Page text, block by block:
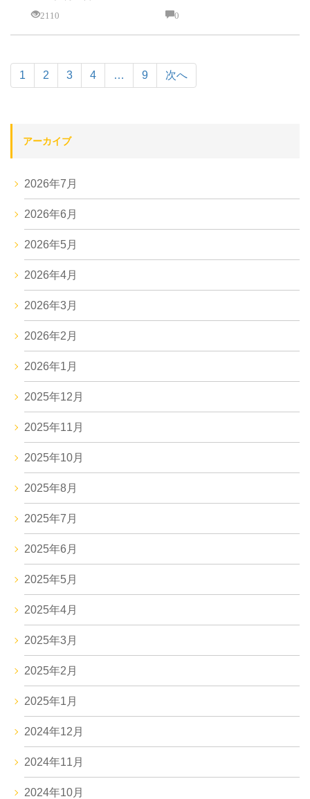
2110
0
1 2 3 4 … 9 次へ
アーカイブ
2026年7月
2026年6月
2026年5月
2026年4月
2026年3月
2026年2月
2026年1月
2025年12月
2025年11月
2025年10月
2025年8月
2025年7月
2025年6月
2025年5月
2025年4月
2025年3月
2025年2月
2025年1月
2024年12月
2024年11月
2024年10月